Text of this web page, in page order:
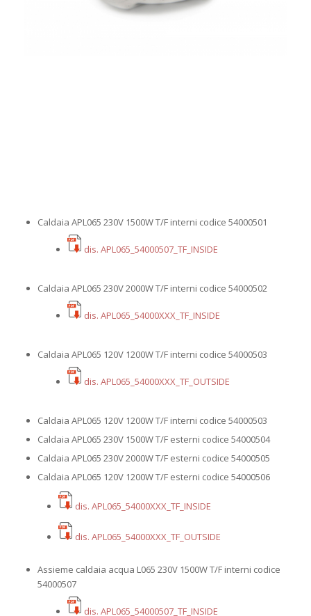
Caldaia APL065 230V 1500W T/F interni codice 54000501
dis. APL065_54000507_TF_INSIDE
Caldaia APL065 230V 2000W T/F interni codice 54000502
dis. APL065_54000XXX_TF_INSIDE
Caldaia APL065 120V 1200W T/F interni codice 54000503
dis. APL065_54000XXX_TF_OUTSIDE
Caldaia APL065 120V 1200W T/F interni codice 54000503
Caldaia APL065 230V 1500W T/F esterni codice 54000504
Caldaia APL065 230V 2000W T/F esterni codice 54000505
Caldaia APL065 120V 1200W T/F esterni codice 54000506
dis. APL065_54000XXX_TF_INSIDE
dis. APL065_54000XXX_TF_OUTSIDE
Assieme caldaia acqua L065 230V 1500W T/F interni codice
54000507
dis. APL065_54000507_TF_INSIDE